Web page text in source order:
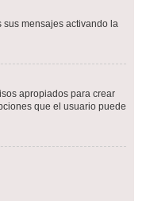
mensajes activando la
apropiados para crear
que el usuario puede